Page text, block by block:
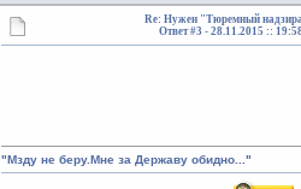
Re: Нужен "Тюремный
Ответ #3 -28.11.2015 ::
"Мзду не беру.Мне за Державу обидно..."